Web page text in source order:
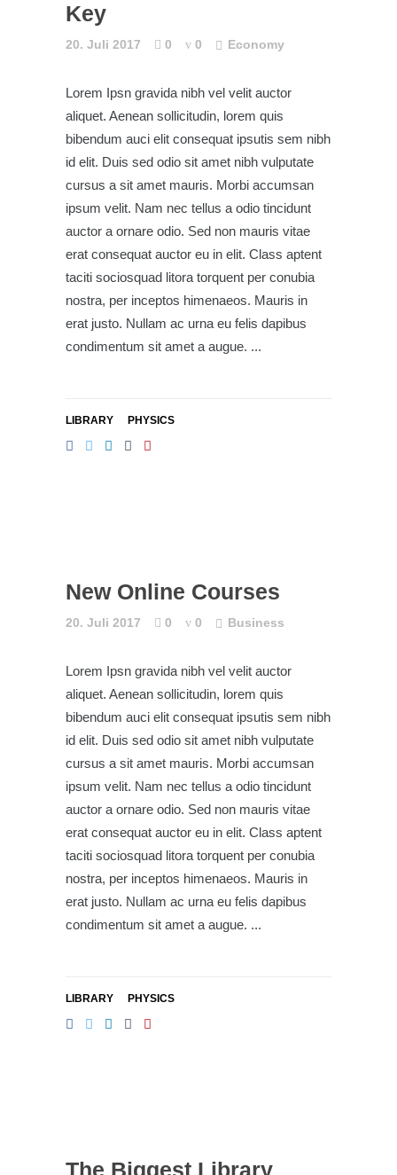
Key
20. Juli 2017 0 0 Economy
Lorem Ipsn gravida nibh vel velit auctor
aliquet. Aenean sollicitudin, lorem quis
bibendum auci elit consequat ipsutis sem nibh
id elit. Duis sed odio sit amet nibh vulputate
cursus a sit amet mauris. Morbi accumsan
ipsum velit. Nam nec tellus a odio tincidunt
auctor a ornare odio. Sed non mauris vitae
erat consequat auctor eu in elit. Class aptent
taciti sociosquad litora torquent per conubia
nostra, per inceptos himenaeos. Mauris in
erat justo. Nullam ac urna eu felis dapibus
condimentum sit amet a augue.
LIBRARY PHYSICS
New Online Courses
20. Juli 2017 0 0 Business
Lorem Ipsn gravida nibh vel velit auctor
aliquet. Aenean sollicitudin, lorem quis
bibendum auci elit consequat ipsutis sem nibh
id elit. Duis sed odio sit amet nibh vulputate
cursus a sit amet mauris. Morbi accumsan
ipsum velit. Nam nec tellus a odio tincidunt
auctor a ornare odio. Sed non mauris vitae
erat consequat auctor eu in elit. Class aptent
taciti sociosquad litora torquent per conubia
nostra, per inceptos himenaeos. Mauris in
erat justo. Nullam ac urna eu felis dapibus
condimentum sit amet a augue.
LIBRARY PHYSICS
The Biggest Library